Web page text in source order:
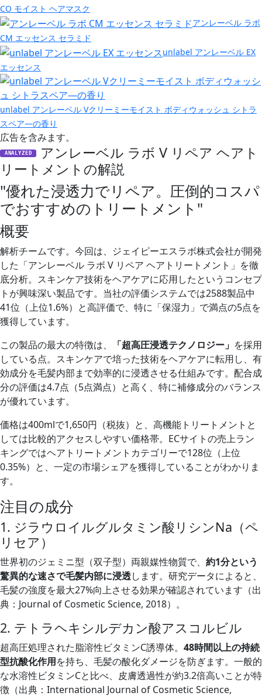
CO モイスト ヘアマスク
アンレーベル ラボ
CM エッセンス セラミド
unlabel アンレーベル EX
エッセンス
unlabel アンレーベル Vクリーミーモイスト ボディウォッシュ シトラ
スペア―の香り
広告を含みます。
ANALYZED
アンレーベル ラボ V リペア ヘアト
リートメントの解説
"優れた浸透力でリペア。圧倒的コスパ
でおすすめのトリートメント"
概要
解析チームです。今回は、ジェイピーエスラボ株式会社が開発
した「アンレーベル ラボ V リペア ヘアトリートメント」を徹
底分析。スキンケア技術をヘアケアに応用したというコンセプ
トが興味深い製品です。当社の評価システムでは2588製品中
41位（上位1.6%）と高評価で、特に「保湿力」で満点の5点を
獲得しています。
この製品の最大の特徴は、
「超高圧浸透テクノロジー」 を採用
している点。スキンケアで培った技術をヘアケアに転用し、有
効成分を毛髪内部まで効率的に浸透させる仕組みです。配合成
分の評価は4.7点（5点満点）と高く、特に補修成分のバランス
が優れています。
価格は400mlで1,650円（税抜）と、高機能トリートメントと
しては比較的アクセスしやすい価格帯。ECサイトの売上ラン
キングではヘアトリートメントカテゴリーで128位（上位
0.35%）と、一定の市場シェアを獲得していることがわかりま
す。
注目の成分
1. ジラウロイルグルタミン酸リシンNa（ペ
リセア）
世界初のジェミニ型（双子型）両親媒性物質で、 約1分という
驚異的な速さで毛髪内部に浸透します。研究データによると、
毛髪の強度を最大27%向上させる効果が確認されています（出
典：Journal of Cosmetic Science, 2018）。
2. テトラヘキシルデカン酸アスコルビル
超高圧処理された脂溶性ビタミンC誘導体。 48時間以上の持続
型抗酸化作用を持ち、毛髪の酸化ダメージを防ぎます。一般的
な水溶性ビタミンCと比べ、皮膚透過性が約3.2倍高いことが特
徴（出典：International Journal of Cosmetic Science,